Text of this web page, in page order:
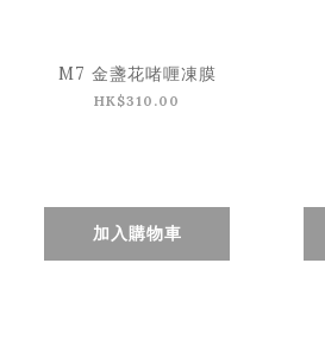
M7 金盞花啫喱凍膜
HK$310.00
加入購物車